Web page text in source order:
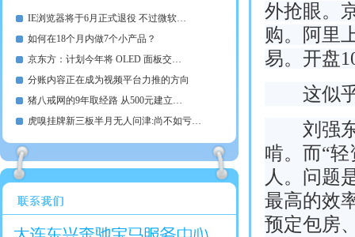
IE浏览器将于6月正式退役 不过微软…
如何在18个月内做7个小产品？
京东方：计划今年将 OLED 面板交…
分账内容正在成为视频平台力推的方向
猪八戒网的9年取经路 从500元建立…
虎嗅挂牌新三板半月无人问津:尚不如亏…
外抢眼。
购。阿里
易。开盘
这似乎
刘强东
啃。而“
人。问题
最高的效
预定包房